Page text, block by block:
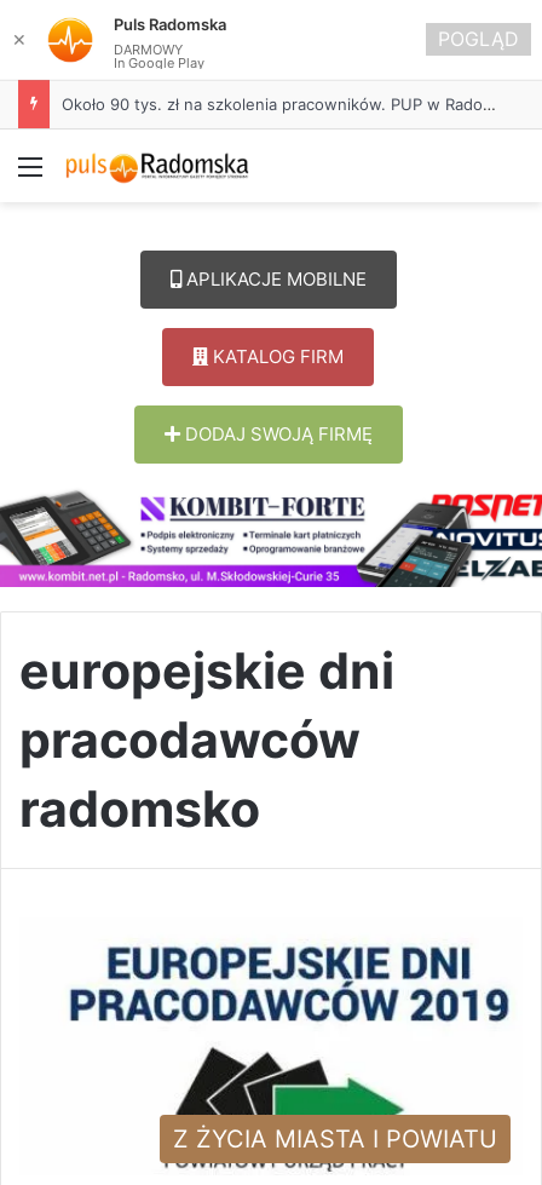
Około 90 tys. zł na szkolenia pracowników. PUP w Radomsku ogłasza nabór wniosków
Menu
APLIKACJE MOBILNE
KATALOG FIRM
DODAJ SWOJĄ FIRMĘ
europejskie dni
pracodawców
radomsko
Z ŻYCIA MIASTA I POWIATU
✕
Puls Radomska
DARMOWY
In Google Play
POGLĄD